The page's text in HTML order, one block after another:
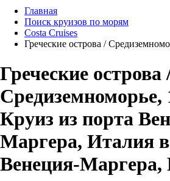
Главная
Поиск круизов по морям
Costa Cruises
Греческие острова /
Греческие острова
Средиземноморье,
Круиз из порта
Маргера, Италия
Венеция-Маргера,